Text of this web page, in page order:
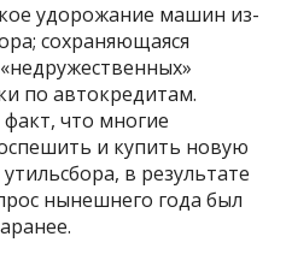
удорожание машин из-
сохраняющаяся
по автокредитам.
что многие
и купить новую
в результате
нынешнего года был